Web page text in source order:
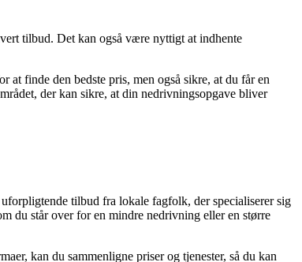
tilbud. Det kan også være nyttigt at indhente
finde den bedste pris, men også sikre, at du får en
der kan sikre, at din nedrivningsopgave bliver
tilbud fra lokale fagfolk, der specialiserer sig
du står over for en mindre nedrivning eller en større
kan du sammenligne priser og tjenester, så du kan